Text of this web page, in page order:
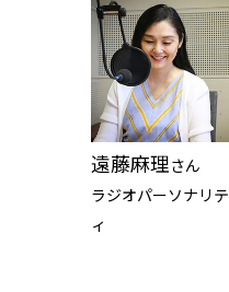
遠藤麻理さん
ラジオパーソナリテ
ィ